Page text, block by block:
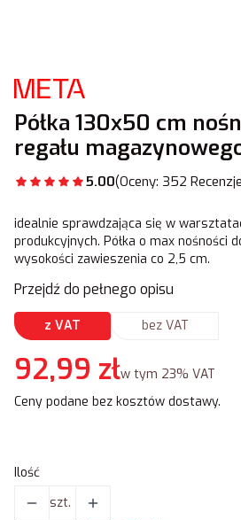
Półka 130x50 cm
regału
5.00(Oceny: 352
idealnie sprawdzająca się w
produkcyjnych. Półka o max nośności
wysokości zawieszenia co 2,5 cm.
Przejdź do pełnego opisu
z VAT bez VAT
Cena
92,99 złw tym 23% VAT
w tym 23% VAT
Ceny podane bez kosztów dostawy.
Ilość
szt.